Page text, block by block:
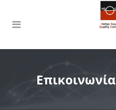
Επικοινωνία